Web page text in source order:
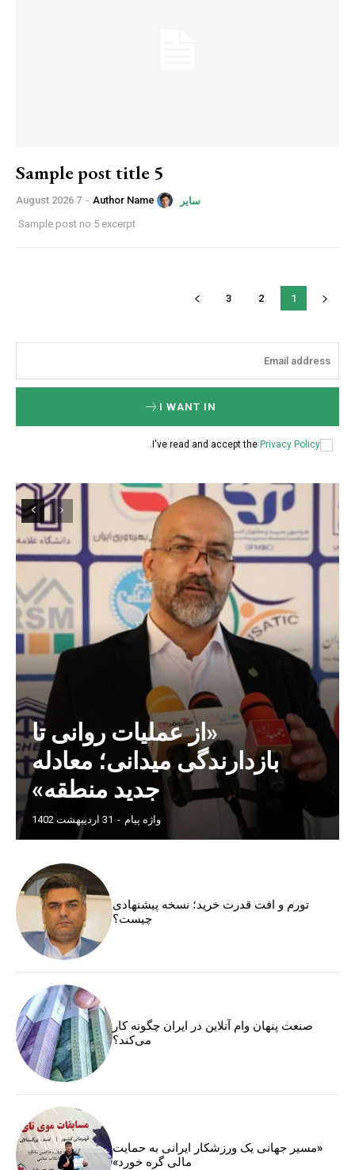
Sample post title 5
سایر Author Name
-
7 August 2026
Sample post no 5 excerpt.
1
2
3
I WANT IN
I've read and accept the Privacy Policy
.
«از عملیات روانی تا
بازدارندگی میدانی؛ معادله
جدید منطقه»
واژه پیام - 31 اردیبهشت 1402
تورم و افت قدرت خرید؛ نسخه پیشنهادی
چیست؟
صنعت پنهان وام آنلاین در ایران چگونه کار
می‌کند؟
«مسیر جهانی یک ورزشکار ایرانی به حمایت
مالی گره خورد»